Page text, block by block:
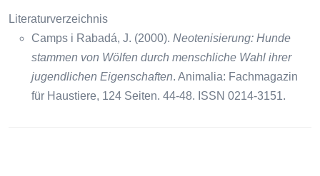
Literaturverzeichnis
Camps i Rabadá, J. (2000). Neotenisierung: Hunde
stammen von Wölfen durch menschliche Wahl ihrer
jugendlichen Eigenschaften. Animalia: Fachmagazin
für Haustiere, 124 Seiten. 44-48. ISSN 0214-3151.